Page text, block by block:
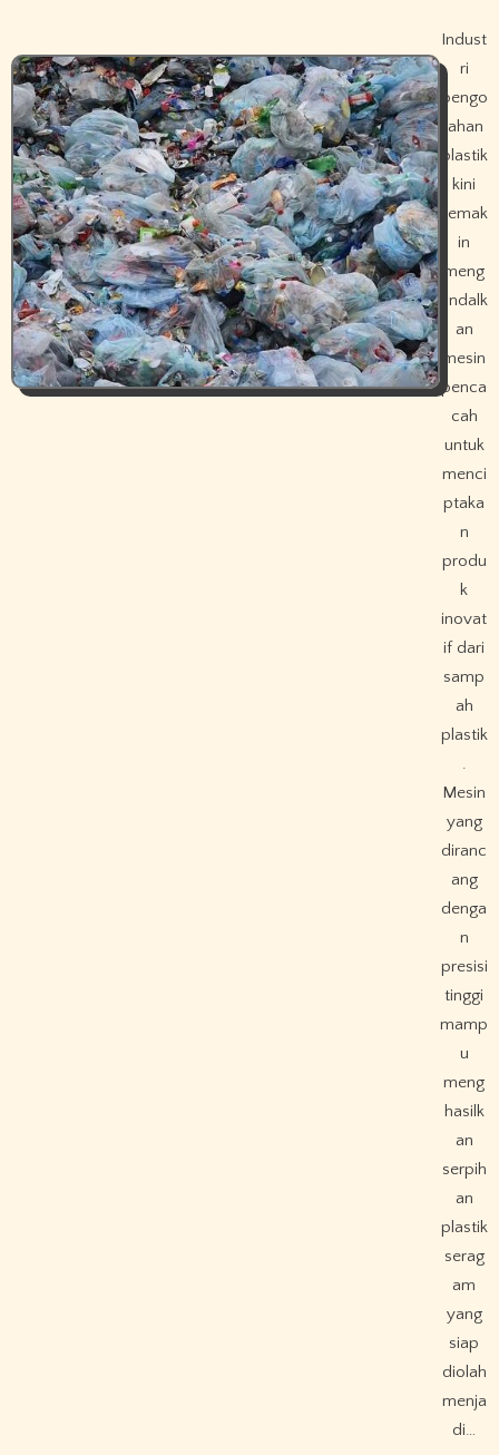
Indust
ri
pengo
lahan
plastik
kini
semak
in
meng
andalk
an
mesin
penca
cah
untuk
menci
ptaka
n
produ
k
inovat
if dari
samp
ah
plastik
.
Mesin
yang
diranc
ang
denga
n
presisi
tinggi
mamp
u
meng
hasilk
an
serpih
an
plastik
serag
am
yang
siap
diolah
menja
di…